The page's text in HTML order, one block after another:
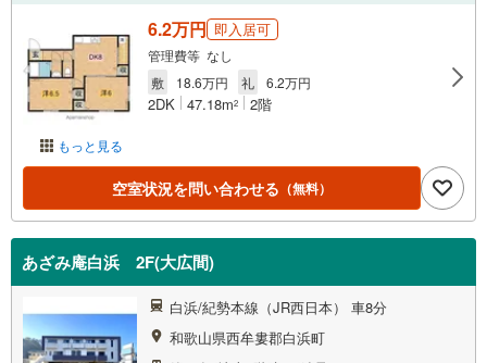
もっと見る
6.2万円 即入居可
管理費等 なし
敷
18.6万円 礼 6.2万円
2DK 47.18m2 2階
空室状況を問い合わせる （無料）
あざみ庵白浜 2F(大広間)
白浜/紀勢本線（JR西日本） 車8分
和歌山県西牟婁郡白浜町